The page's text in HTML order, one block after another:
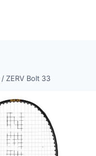
/ ZERV Bolt 33